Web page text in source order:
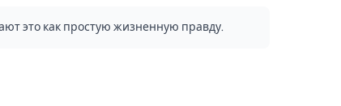
это как простую жизненную правду.